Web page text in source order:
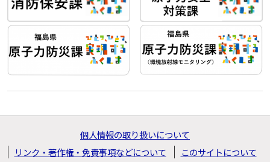
個人情報の取り扱いについて
リンク・著作権・免責事項などについて
このサイトについて